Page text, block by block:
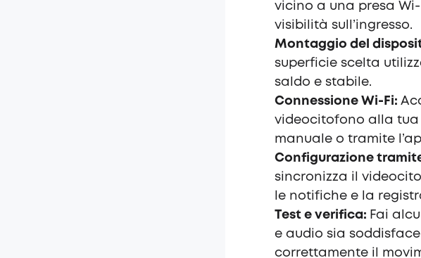
vicino a una presa
visibilità sull’ingresso.
Montaggio del
superficie scelta
saldo e stabile.
Connessione Wi-Fi:
videocitofono alla tua
manuale o tramite
Configurazione
sincronizza il
le notifiche e la
Test e verifica: Fai
e audio sia
correttamente il